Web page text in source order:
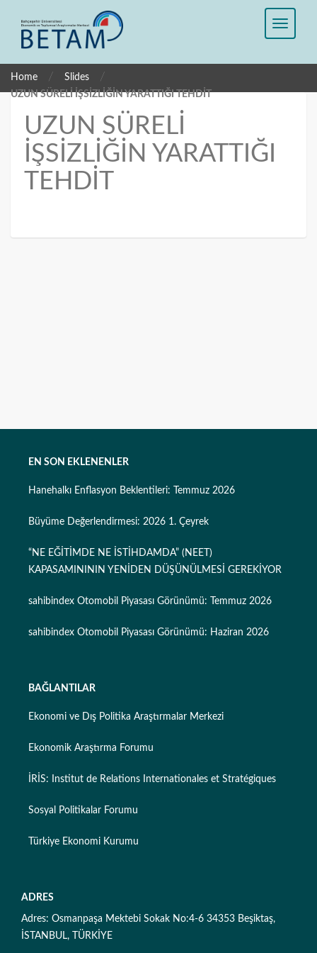
Home / Slides /
UZUN SÜRELİ İŞSİZLİĞİN YARATTIĞI TEHDİT
UZUN SÜRELİ
İŞSİZLİĞİN YARATTIĞI
TEHDİT
EN SON EKLENENLER
Hanehalkı Enflasyon Beklentileri: Temmuz 2026
Büyüme Değerlendirmesi: 2026 1. Çeyrek
“NE EĞİTİMDE NE İSTİHDAMDA” (NEET)
KAPASAMINININ YENİDEN DÜŞÜNÜLMESİ GEREKİYOR
sahibindex Otomobil Piyasası Görünümü: Temmuz 2026
sahibindex Otomobil Piyasası Görünümü: Haziran 2026
BAĞLANTILAR
Ekonomi ve Dış Politika Araştırmalar Merkezi
Ekonomik Araştırma Forumu
İRİS: Institut de Relations Internationales et Stratégiques
Sosyal Politikalar Forumu
Türkiye Ekonomi Kurumu
ADRES
Adres: Osmanpaşa Mektebi Sokak No:4-6 34353 Beşiktaş,
İSTANBUL, TÜRKİYE